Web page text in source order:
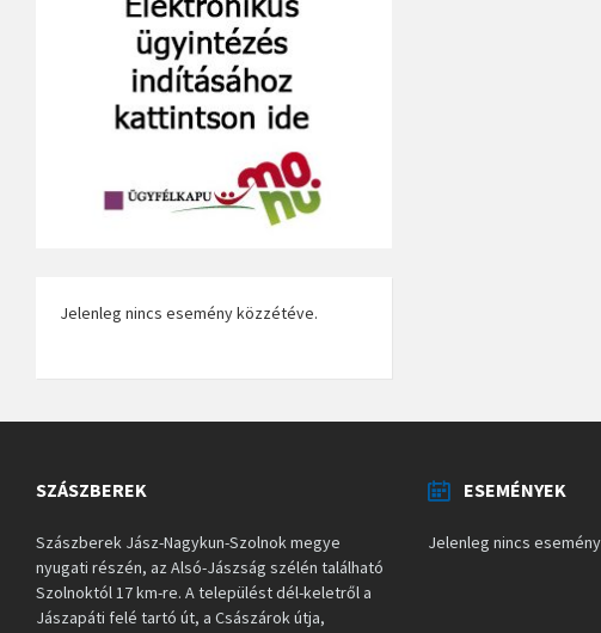
Jelenleg nincs esemény közzétéve.
SZÁSZBEREK
Szászberek Jász-Nagykun-Szolnok megye
nyugati részén, az Alsó-Jászság szélén található
Szolnoktól 17 km-re. A települést dél-keletről a
Jászapáti felé tartó út, a Császárok útja,
ESEMÉNYEK
Jelenleg nincs